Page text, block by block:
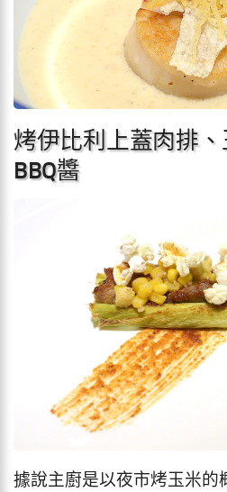
烤伊比利上蓋肉排、
BBQ醬
據說主廚是以夜市烤玉米的